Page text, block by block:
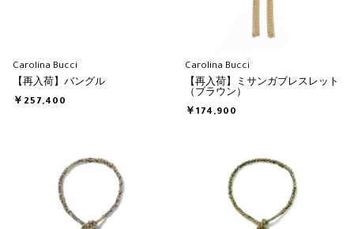
Carolina Bucci
【再入荷】バングル
￥257,400
Carolina Bucci
【再入荷】ミサンガブレスレット
（ブラウン）
￥174,900